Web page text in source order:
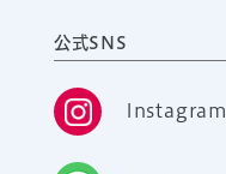
公式SNS
Instagram